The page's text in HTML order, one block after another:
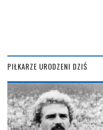
PIŁKARZE URODZENI DZIŚ